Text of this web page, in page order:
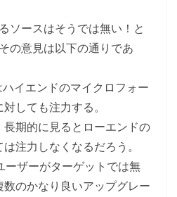
ソースはそうでは無い！と
の意見は以下の通りであ
イエンドのマイクロフォー
しても注力する。
長期的に見るとローエンドの
注力しなくなるだろう。
ーザーがターゲットでは無
数のかなり良いアップグレー